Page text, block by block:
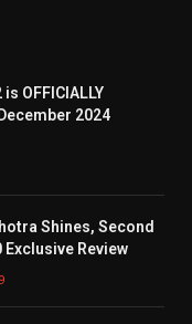
is OFFICIALLY
2024
Shines, Second
Review